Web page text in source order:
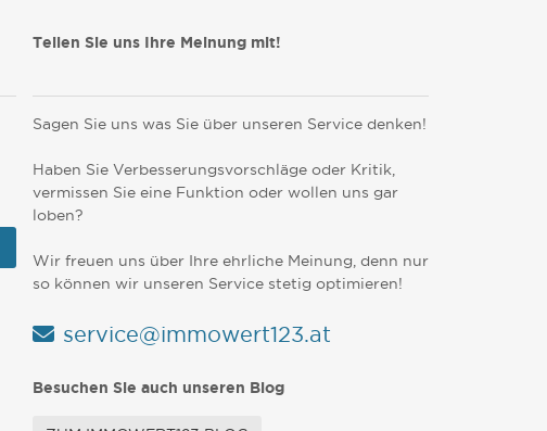
Teilen Sie uns Ihre Meinung mit!
Sagen Sie uns was Sie über unseren Service denken!
Haben Sie Verbesserungsvorschläge oder Kritik,
vermissen Sie eine Funktion oder wollen uns gar
loben?
Wir freuen uns über Ihre ehrliche Meinung, denn nur
so können wir unseren Service stetig optimieren!
service@immowert123.at
Besuchen Sie auch unseren Blog